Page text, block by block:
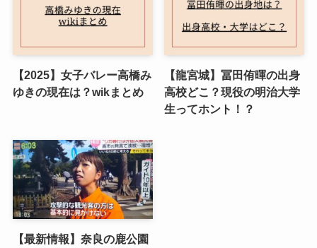
【2025】女子バレー高橋み
ゆきの現在は？wikまとめ
【龍宮城】冨田侑暉の出身
高校どこ？現役の明治大学
生ってホント！？
【最新情報】奈良の鹿公園